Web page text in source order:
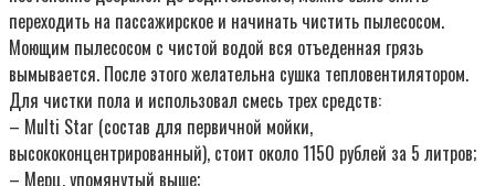
переходить на пассажирское и начинать чистить пылесосом.
Моющим пылесосом с чистой водой вся отъеденная грязь
вымывается. После этого желательна сушка тепловентилятором.
Для чистки пола и использовал смесь трех средств:
– Multi Star (состав для первичной мойки,
высококонцентрированный), стоит около 1150 рублей за 5 литров;
– Мерц, упомянутый выше;